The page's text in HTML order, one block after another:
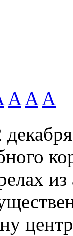
A A A